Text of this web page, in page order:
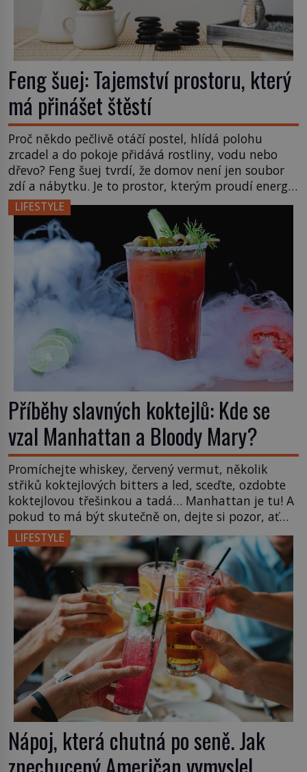
Feng šuej: Tajemství prostoru, který
má přinášet štěstí
Proč někdo pečlivě otáčí postel, hlídá polohu
zrcadel a do pokoje přidává rostliny, vodu nebo
dřevo? Feng šuej tvrdí, že domov není jen soubor
zdí a nábytku. Je to prostor, kterým proudí energie
čchi a jeho uspořádání může ovlivňovat, jak se v
něm člověk cítí. Feng šuej má kořeny ve staré Číně
a jeho historie […]
LIFESTYLE
Příběhy slavných koktejlů: Kde se
vzal Manhattan a Bloody Mary?
Promíchejte whiskey, červený vermut, několik
střiků koktejlových bitters a led, sceďte, ozdobte
koktejlovou třešinkou a tadá… Manhattan je tu! A
pokud to má být skutečně on, dejte si pozor, ať
místo klasické americké rye whiskey či klidně
bourbonu nepoužijete skotskou whisku. Co se
stane? Inu, koktejl bude stále skvělý, ale už to
nebude Manhattan ale […]
LIFESTYLE
Nápoj, která chutná po seně. Jak